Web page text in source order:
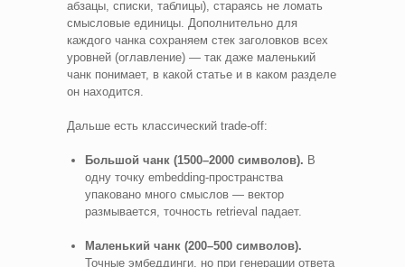
абзацы, списки, таблицы), стараясь не ломать
смысловые единицы. Дополнительно для
каждого чанка сохраняем стек заголовков всех
уровней (оглавление) — так даже маленький
чанк понимает, в какой статье и в каком разделе
он находится.
Дальше есть классический trade-off:
Большой чанк (1500–2000 символов). В
одну точку embedding-пространства
упаковано много смыслов — вектор
размывается, точность retrieval падает.
Маленький чанк (200–500 символов).
Точные эмбеддинги, но при генерации ответа